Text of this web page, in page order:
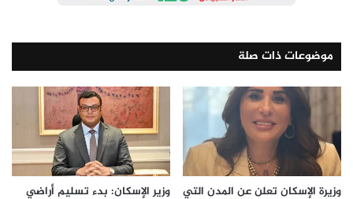
موضوعات ذات صلة
وزيرة الإسكان تعلن عن المدن التي
وزير الإسكان: بدء تسليم أراضي